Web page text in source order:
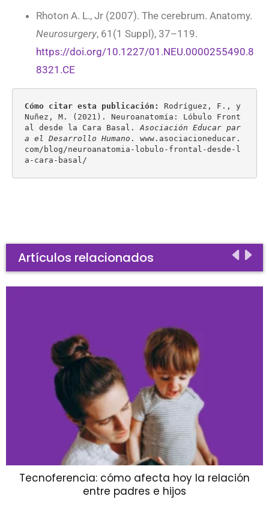
Rhoton A. L., Jr (2007). The cerebrum. Anatomy.
Neurosurgery, 61(1 Suppl), 37–119.
https://doi.org/10.1227/01.NEU.0000255490.8
8321.CE
Cómo citar esta publicación:
Rodríguez, F., y
Nuñez, M. (2021). Neuroanatomía: Lóbulo Front
al desde la Cara Basal. Asociación Educar par
a el Desarrollo Humano . www.asociacioneducar.
com/blog/neuroanatomia-lobulo-frontal-desde-l
a-cara-basal/
Artículos relacionados
Tecnoferencia: cómo afecta hoy la relación
entre padres e hijos